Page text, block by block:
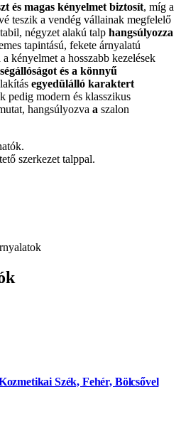
és magas kényelmet biztosít, míg a
teszik a vendég vállainak megfelelő
négyzet alakú talphangsúlyozza
tapintású, fekete árnyalatú
kényelmet a hosszabb kezelések
és a könnyű
egyedülálló karaktert
pedig modern és klasszikus
hangsúlyozvaa szalon
szerkezet talppal.
Szék, Fehér, Bölcsővel